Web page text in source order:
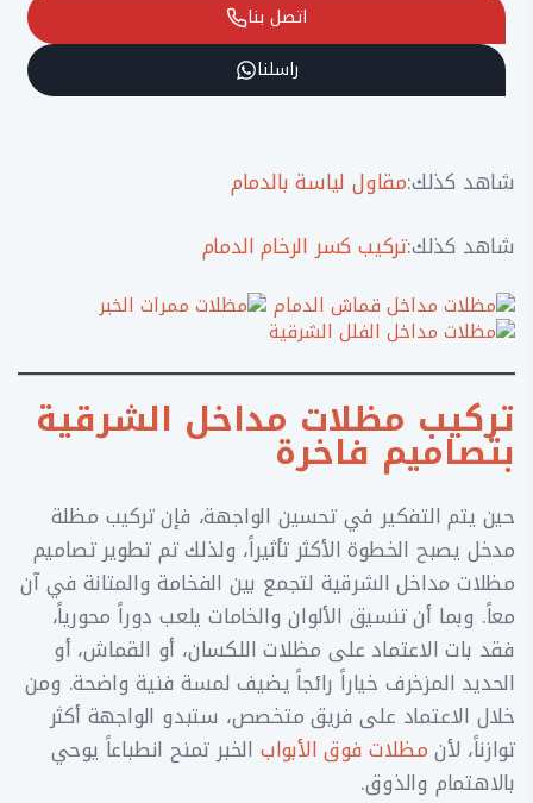
اتصل بنا
راسلنا
شاهد كذلك:مقاول لياسة بالدمام
شاهد كذلك:تركيب كسر الرخام الدمام
تركيب مظلات مداخل الشرقية
بتصاميم فاخرة
حين يتم التفكير في تحسين الواجهة، فإن تركيب مظلة
مدخل يصبح الخطوة الأكثر تأثيراً، ولذلك تم تطوير تصاميم
مظلات مداخل الشرقية لتجمع بين الفخامة والمتانة في آن
معاً. وبما أن تنسيق الألوان والخامات يلعب دوراً محورياً،
فقد بات الاعتماد على مظلات اللكسان، أو القماش، أو
الحديد المزخرف خياراً رائجاً يضيف لمسة فنية واضحة. ومن
خلال الاعتماد على فريق متخصص، ستبدو الواجهة أكثر
توازناً، لأنمظلات فوق الأبواب الخبر تمنح انطباعاً يوحي
بالاهتمام والذوق.